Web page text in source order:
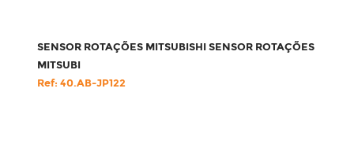
SENSOR ROTAÇÕES MITSUBISHI SENSOR ROTAÇÕES
MITSUBI
Ref: 40.AB-JP122